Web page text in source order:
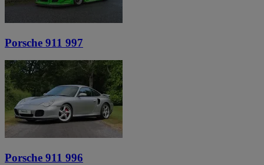
Porsche 911 997
Porsche 911 996